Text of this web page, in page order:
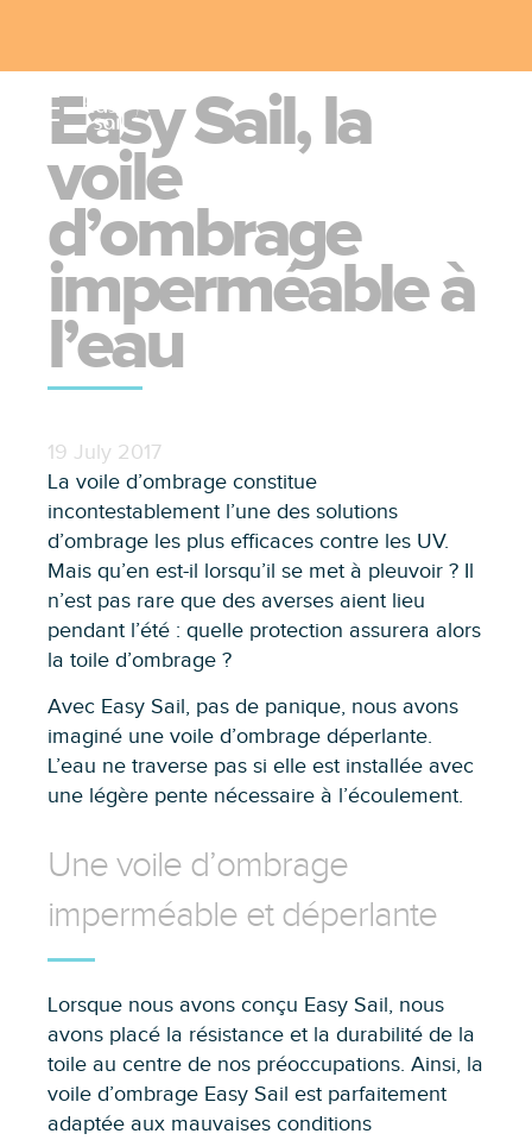
Easy Sail, la
voile
d’ombrage
imperméable à
l’eau
19 July 2017
La voile d’ombrage constitue
incontestablement l’une des solutions
d’ombrage les plus efficaces contre les UV.
Mais qu’en est-il lorsqu’il se met à pleuvoir ? Il
n’est pas rare que des averses aient lieu
pendant l’été : quelle protection assurera alors
la toile d’ombrage ?
Avec Easy Sail, pas de panique, nous avons
imaginé une voile d’ombrage déperlante.
L’eau ne traverse pas si elle est installée avec
une légère pente nécessaire à l’écoulement.
Une voile d’ombrage
imperméable et déperlante
Lorsque nous avons conçu Easy Sail, nous
avons placé la résistance et la durabilité de la
toile au centre de nos préoccupations. Ainsi, la
voile d’ombrage Easy Sail est parfaitement
adaptée aux mauvaises conditions